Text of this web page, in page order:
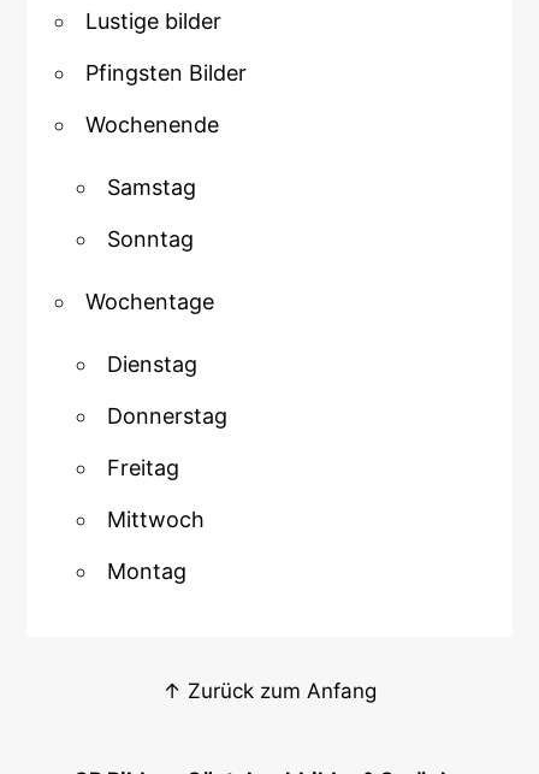
Lustige bilder
Pfingsten Bilder
Wochenende
Samstag
Sonntag
Wochentage
Dienstag
Donnerstag
Freitag
Mittwoch
Montag
↑ Zurück zum Anfang